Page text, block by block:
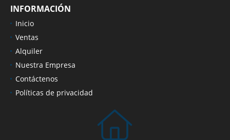
INFORMACIÓN
Inicio
Ventas
Alquiler
Nuestra Empresa
Contáctenos
Políticas de privacidad